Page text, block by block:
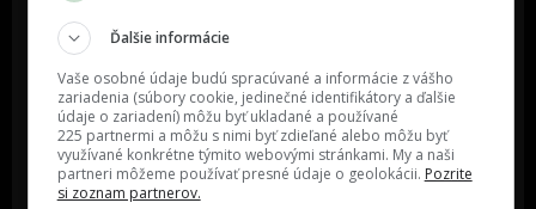
Oslov reklamou viac ako milión
ľudí v rôznych vekových
kategóriách a na rôznych
sociálnych sieťach a nakopni svoj
biznis alebo produkt.
MÁM ZÁUJEM O
SPOLUPRÁCU
poznáš niekoho, o kom by sme
mali určite napísať?
POŠLI NÁM TIP NA ČLÁNOK
Ďalšie informácie
Vaše osobné údaje budú spracúvané a informácie z vášho
zariadenia (súbory cookie, jedinečné identifikátory a ďalšie
údaje o zariadení) môžu byť ukladané a používané
225 partnermi a môžu s nimi byť zdieľané alebo môžu byť
využívané konkrétne týmito webovými stránkami. My a naši
partneri môžeme používať presné údaje o geolokácii. Pozrite
si zoznam partnerov.